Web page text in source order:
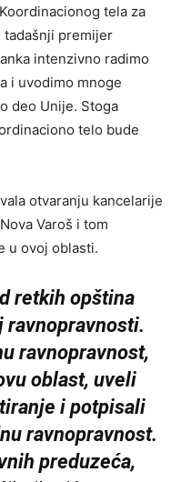
tela za
tadašnji premijer
intenzivno radimo
i uvodimo mnoge
deo Unije. Stoga
telo bude
otvaranju kancelarije
Varoš i tom
u ovoj oblasti.
retkih opština
ravnopravnosti.
ravnopravnost,
oblast, uveli
i potpisali
ravnopravnost.
preduzeća,